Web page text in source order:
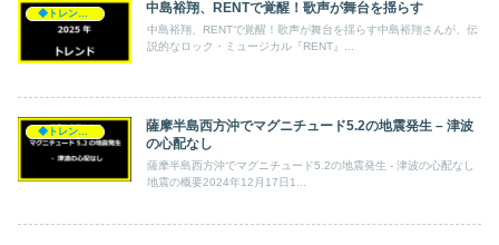
◆トレンド◆ 中島裕翔、RENTで覚醒！歌声が舞台を揺らす
中島裕翔、RENTで覚醒！歌声が舞台を揺らす中島裕翔さんが、伝
説的なロック・ミュージカル『RENT』...
◆トレンド◆
薩摩半島西方沖でマグニチュード5.2の地震発生 – 津波
の心配なし
薩摩半島西方沖でマグニチュード5.2の地震発生 - 津波の心配なし
地震の概要2024年12月17日1...